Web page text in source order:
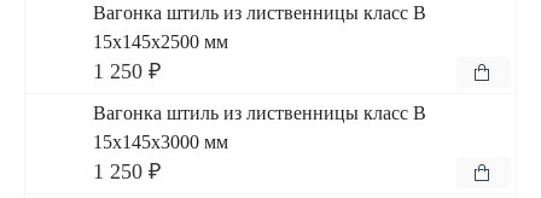
Вагонка штиль из лиственницы класс В
15x145x2500 мм
1 250 ₽
Вагонка штиль из лиственницы класс В
15x145x3000 мм
1 250 ₽